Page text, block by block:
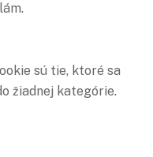
sú tie, ktoré sa
žiadnej kategórie.